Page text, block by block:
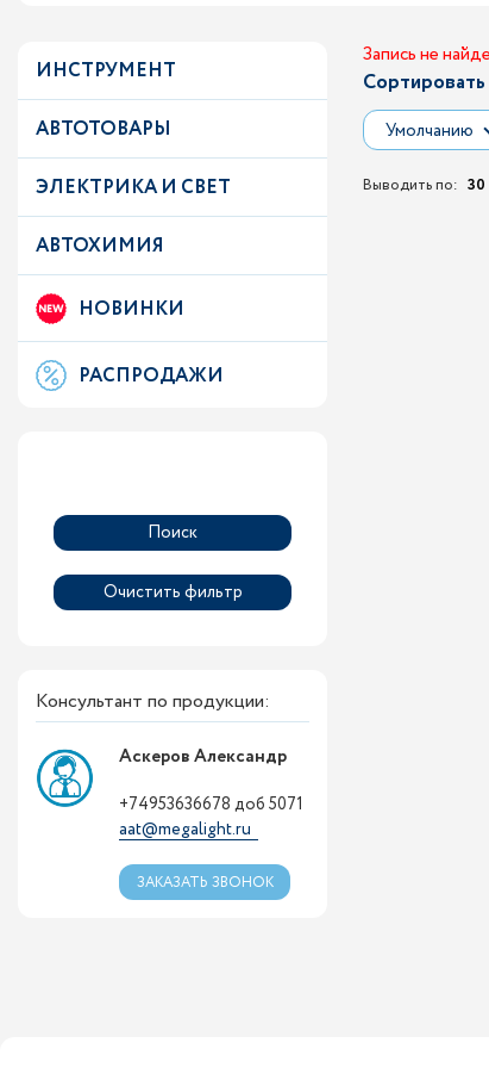
ИНСТРУМЕНТ
АВТОТОВАРЫ
ЭЛЕКТРИКА И СВЕТ
АВТОХИМИЯ
НОВИНКИ
РАСПРОДАЖИ
Консультант по продукции:
Аскеров Александр
+74953636678 доб 5071
aat@megalight.ru
ЗАКАЗАТЬ ЗВОНОК
Запись не
Умолчанию
Выводить по: 30